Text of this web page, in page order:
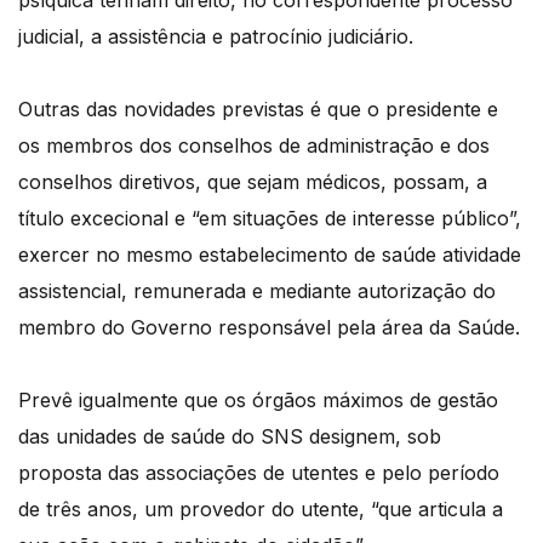
judicial, a assistência e patrocínio judiciário.
Outras das novidades previstas é que o presidente e
os membros dos conselhos de administração e dos
conselhos diretivos, que sejam médicos, possam, a
título excecional e “em situações de interesse público”,
exercer no mesmo estabelecimento de saúde atividade
assistencial, remunerada e mediante autorização do
membro do Governo responsável pela área da Saúde.
Prevê igualmente que os órgãos máximos de gestão
das unidades de saúde do SNS designem, sob
proposta das associações de utentes e pelo período
de três anos, um provedor do utente, “que articula a